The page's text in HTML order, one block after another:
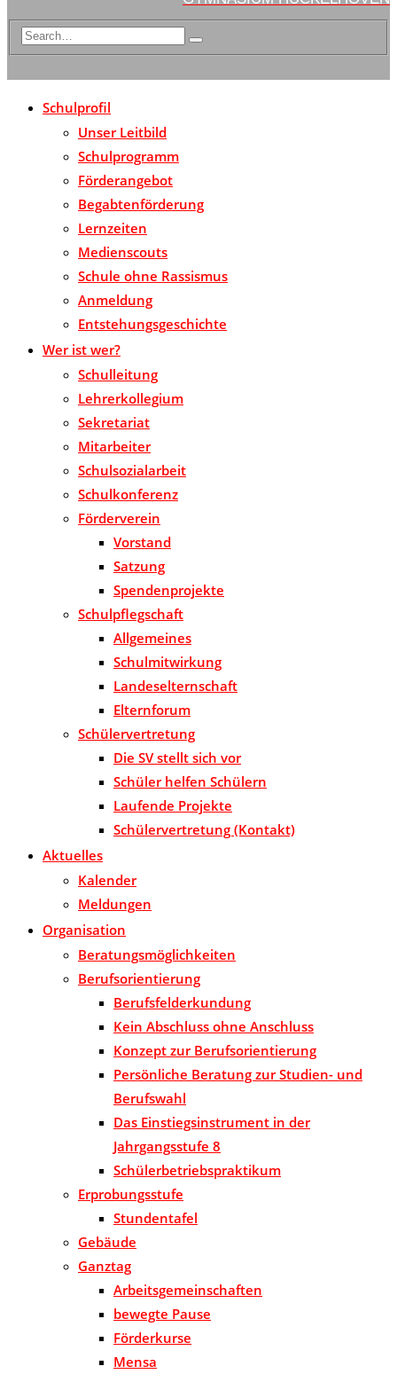
Schulprofil
Unser Leitbild
Schulprogramm
Förderangebot
Begabtenförderung
Lernzeiten
Medienscouts
Schule ohne Rassismus
Anmeldung
Entstehungsgeschichte
Wer ist wer?
Schulleitung
Lehrerkollegium
Sekretariat
Mitarbeiter
Schulsozialarbeit
Schulkonferenz
Förderverein
Vorstand
Satzung
Spendenprojekte
Schulpflegschaft
Allgemeines
Schulmitwirkung
Landeselternschaft
Elternforum
Schülervertretung
Die SV stellt sich vor
Schüler helfen Schülern
Laufende Projekte
Schülervertretung (Kontakt)
Aktuelles
Kalender
Meldungen
Organisation
Beratungsmöglichkeiten
Berufsorientierung
Berufsfelderkundung
Kein Abschluss ohne Anschluss
Konzept zur Berufsorientierung
Persönliche Beratung zur Studien- und
Berufswahl
Das Einstiegsinstrument in der
Jahrgangsstufe 8
Schülerbetriebspraktikum
Erprobungsstufe
Stundentafel
Gebäude
Ganztag
Arbeitsgemeinschaften
bewegte Pause
Förderkurse
Mensa